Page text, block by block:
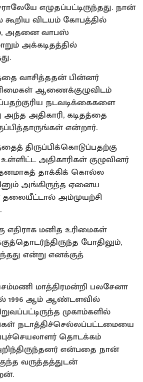
எழுதப்பட்டிருந்தது. நான்
விடயம் கோபத்தில்
அதனை வாபஸ்
அக்கடிதத்தில்
வாசித்ததன் பின்னர்
ஆணைக்குழுவிடம்
நடவடிக்கைகளை
அதிகாரி, கடிதத்தை
என்றார்.
திருப்பிக்கொடுப்பதற்கு
அதிகாரிகள் குழுவினர்
தாக்கிக் கொல்ல
அங்கிருந்த ஏனைய
அம்முயற்சி
எதிராக மனித உரிமைகள்
போதிலும்,
என்று எனக்குத்
மாத்திரமன்றி பலசேனா
1996 ஆம் ஆண்டளவில்
முகாம்களில்
நடாத்திச்செல்லப்பட்டமையை
தொடக்கம்
என்பதை நான்
வருத்தத்துடன்